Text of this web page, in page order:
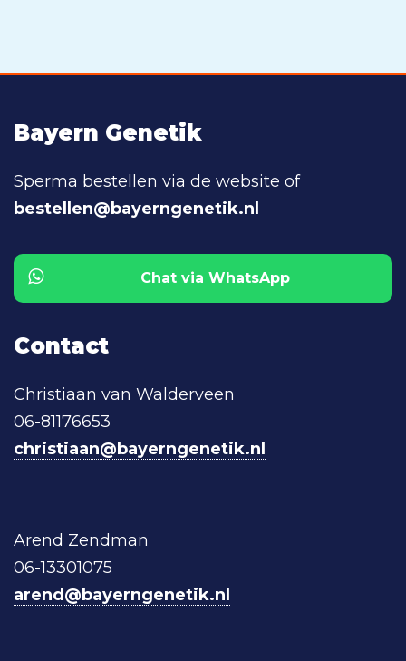
Bayern Genetik
Sperma bestellen via de website of
bestellen@bayerngenetik.nl
Chat via WhatsApp
Contact
Christiaan van Walderveen
06-81176653
christiaan@bayerngenetik.nl
Arend Zendman
06-13301075
arend@bayerngenetik.nl